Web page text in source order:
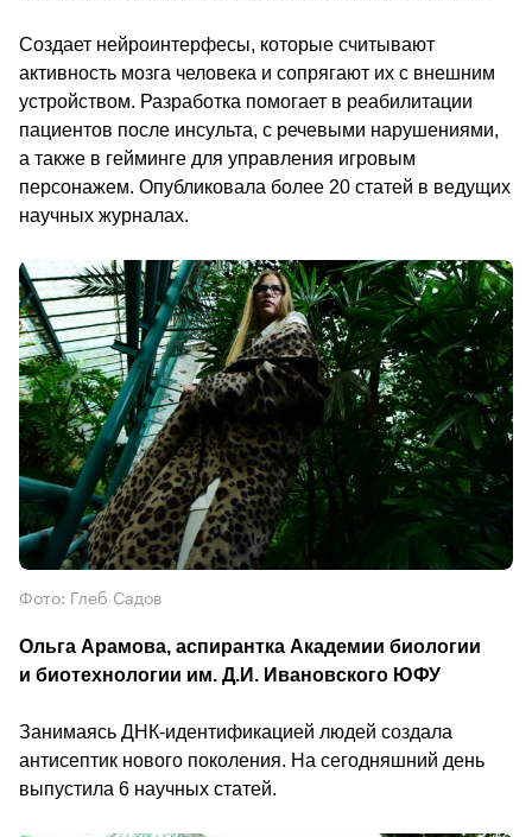
Создает нейроинтерфесы, которые считывают
активность мозга человека и сопрягают их с внешним
устройством. Разработка помогает в реабилитации
пациентов после инсульта, с речевыми нарушениями,
а также в гейминге для управления игровым
персонажем. Опубликовала более 20 статей в ведущих
научных журналах.
Фото: Глеб Садов
Ольга Арамова, аспирантка Академии биологии
и биотехнологии им. Д.И. Ивановского ЮФУ
Занимаясь ДНК-идентификацией людей создала
антисептик нового поколения. На сегодняшний день
выпустила 6 научных статей.